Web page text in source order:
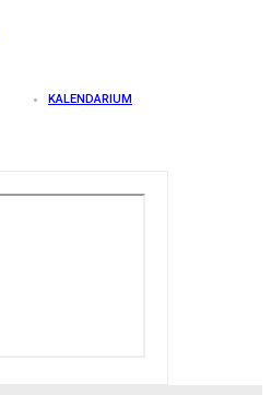
KALENDARIUM